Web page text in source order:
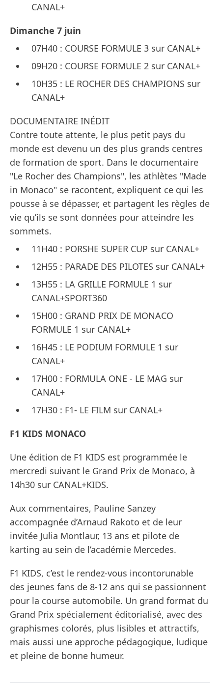
CANAL+
Dimanche 7 juin
07H40 : COURSE FORMULE 3 sur CANAL+
09H20 : COURSE FORMULE 2 sur CANAL+
10H35 : LE ROCHER DES CHAMPIONS sur
CANAL+
DOCUMENTAIRE INÉDIT
Contre toute attente, le plus petit pays du
monde est devenu un des plus grands centres
de formation de sport. Dans le documentaire
"Le Rocher des Champions", les athlètes "Made
in Monaco" se racontent, expliquent ce qui les
pousse à se dépasser, et partagent les règles de
vie qu’ils se sont données pour atteindre les
sommets.
11H40 : PORSHE SUPER CUP sur CANAL+
12H55 : PARADE DES PILOTES sur CANAL+
13H55 : LA GRILLE FORMULE 1 sur
CANAL+SPORT360
15H00 : GRAND PRIX DE MONACO
FORMULE 1 sur CANAL+
16H45 : LE PODIUM FORMULE 1 sur
CANAL+
17H00 : FORMULA ONE - LE MAG sur
CANAL+
17H30 : F1- LE FILM sur CANAL+
F1 KIDS MONACO
Une édition de F1 KIDS est programmée le
mercredi suivant le Grand Prix de Monaco, à
14h30 sur CANAL+KIDS.
Aux commentaires, Pauline Sanzey
accompagnée d’Arnaud Rakoto et de leur
invitée Julia Montlaur, 13 ans et pilote de
karting au sein de l’académie Mercedes.
F1 KIDS, c’est le rendez-vous incontorunable
des jeunes fans de 8-12 ans qui se passionnent
pour la course automobile. Un grand format du
Grand Prix spécialement éditorialisé, avec des
graphismes colorés, plus lisibles et attractifs,
mais aussi une approche pédagogique, ludique
et pleine de bonne humeur.